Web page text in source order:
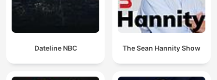
Dateline NBC The Sean Hannity Show